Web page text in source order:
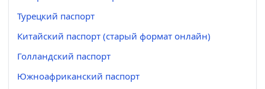
Турецкий паспорт
Китайский паспорт (старый формат онлайн)
Голландский паспорт
Южноафриканский паспорт